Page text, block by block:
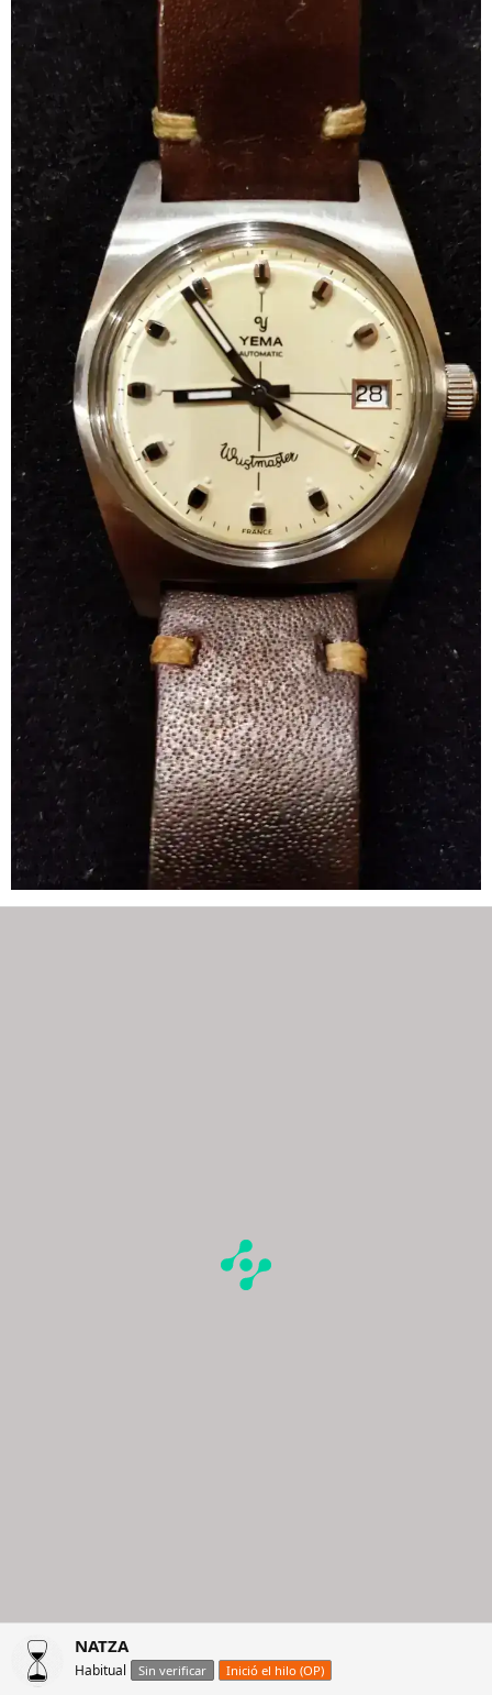
NATZA
Habitual Sin verificar Inició el hilo (OP)